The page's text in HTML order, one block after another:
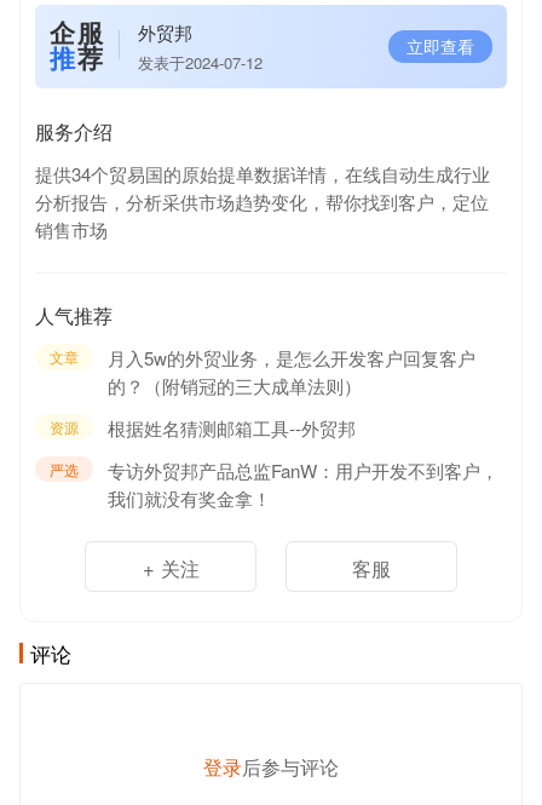
企服
推荐
外贸邦
发表于2024-07-12
立即查看
服务介绍
提供34个贸易国的原始提单数据详情，在线自动生成行业
分析报告，分析采供市场趋势变化，帮你找到客户，定位
销售市场
人气推荐
文章
月入5w的外贸业务，是怎么开发客户回复客户
的？（附销冠的三大成单法则）
资源 根据姓名猜测邮箱工具--外贸邦
严选
专访外贸邦产品总监FanW：用户开发不到客户，
我们就没有奖金拿！
+ 关注 客服
评论
登录后参与评论